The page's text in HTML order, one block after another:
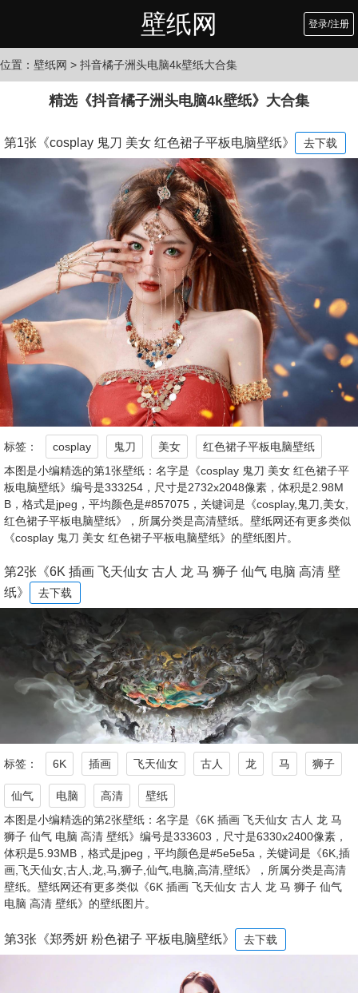
壁纸网 登录/注册
位置： 壁纸网 > 抖音橘子洲头电脑4k壁纸大合集
精选《抖音橘子洲头电脑4k壁纸》大合集
第1张《cosplay 鬼刀 美女 红色裙子平板电脑壁纸》 去下载
标签： cosplay 鬼刀 美女
红色裙子平板电脑壁纸
本图是小编精选的第1张壁纸：名字是《cosplay 鬼刀 美女 红色裙子平
板电脑壁纸》编号是333254，尺寸是2732x2048像素，体积是2.98M
B，格式是jpeg，平均颜色是#857075，关键词是《cosplay,鬼刀,美女,
红色裙子平板电脑壁纸》，所属分类是高清壁纸。壁纸网还有更多类似
《cosplay 鬼刀 美女 红色裙子平板电脑壁纸》的壁纸图片。
第2张《6K 插画 飞天仙女 古人 龙 马 狮子 仙气 电脑 高清 壁
纸》
去下载
标签： 6K 插画 飞天仙女 古人 龙 马 狮子
仙气 电脑 高清
壁纸
本图是小编精选的第2张壁纸：名字是《6K 插画 飞天仙女 古人 龙 马
狮子 仙气 电脑 高清 壁纸》编号是333603，尺寸是6330x2400像素，
体积是5.93MB，格式是jpeg，平均颜色是#5e5e5a，关键词是《6K,插
画,飞天仙女,古人,龙,马,狮子,仙气,电脑,高清,壁纸》，所属分类是高清
壁纸。壁纸网还有更多类似《6K 插画 飞天仙女 古人 龙 马 狮子 仙气
电脑 高清 壁纸》的壁纸图片。
第3张《郑秀妍 粉色裙子 平板电脑壁纸》 去下载